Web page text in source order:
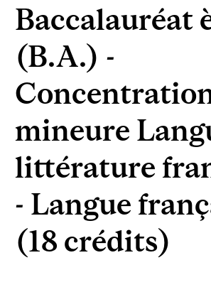
Baccalauréat
(B.A.) -
mineure
littérature
- Langue
(18 crédits)